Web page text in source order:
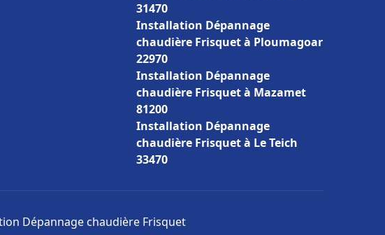
31470
Installation Dépannage
chaudière Frisquet à Ploumagoar
22970
Installation Dépannage
chaudière Frisquet à Mazamet
81200
Installation Dépannage
chaudière Frisquet à Le Teich
33470
Dépannage chaudière Frisquet